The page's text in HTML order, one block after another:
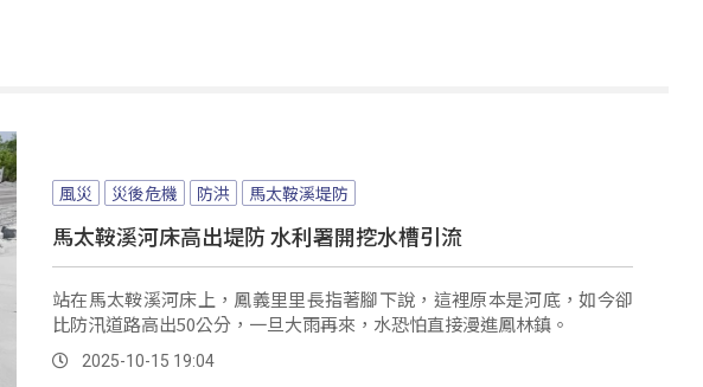
風災 災後危機 防洪 馬太鞍溪堤防
馬太鞍溪河床高出堤防 水利署開挖水槽引流
站在馬太鞍溪河床上，鳳義里里長指著腳下說，這裡原本是河底，如今卻
比防汛道路高出50公分，一旦大雨再來，水恐怕直接漫進鳳林鎮。
2025-10-15 19:04